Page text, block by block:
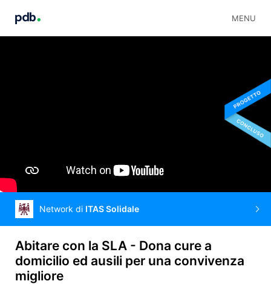
MENU
Network di ITAS Solidale
Abitare con la SLA - Dona cure a
domicilio ed ausili per una convivenza
migliore